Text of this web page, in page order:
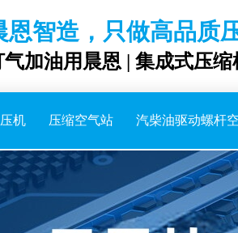
恩智造，只做高品质
气加油用晨恩 | 集成式压
机 压缩空气站 汽柴油驱动螺杆